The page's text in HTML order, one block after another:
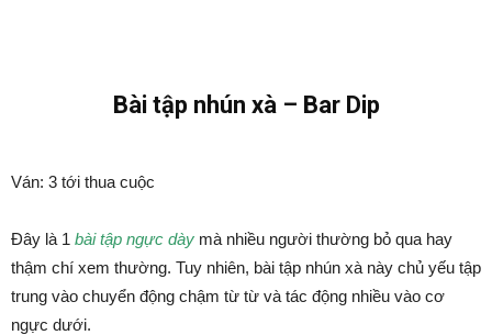
Bài tập nhún xà – Bar Dip
Ván: 3 tới thua cuộc
Đây là 1 bài tập ngực dày mà nhiều người thường bỏ qua hay
thậm chí xem thường. Tuy nhiên, bài tập nhún xà này chủ yếu tập
trung vào chuyển động chậm từ từ và tác động nhiều vào cơ
ngực dưới.